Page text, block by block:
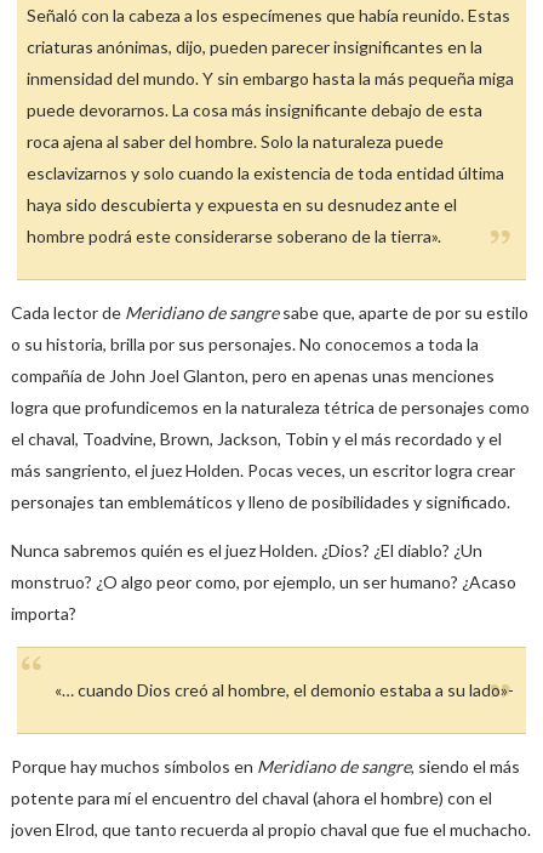
Señaló con la cabeza a los especímenes que había reunido. Estas
criaturas anónimas, dijo, pueden parecer insignificantes en la
inmensidad del mundo. Y sin embargo hasta la más pequeña miga
puede devorarnos. La cosa más insignificante debajo de esta
roca ajena al saber del hombre. Solo la naturaleza puede
esclavizarnos y solo cuando la existencia de toda entidad última
haya sido descubierta y expuesta en su desnudez ante el
hombre podrá este considerarse soberano de la tierra».
Cada lector de Meridiano de sangresabe que, aparte de por su estilo
o su historia, brilla por sus personajes. No conocemos a toda la
compañía de John Joel Glanton, pero en apenas unas menciones
logra que profundicemos en la naturaleza tétrica de personajes como
el chaval, Toadvine, Brown, Jackson, Tobin y el más recordado y el
más sangriento, el juez Holden. Pocas veces, un escritor logra crear
personajes tan emblemáticos y lleno de posibilidades y significado.
Nunca sabremos quién es el juez Holden. ¿Dios? ¿El diablo? ¿Un
monstruo? ¿O algo peor como, por ejemplo, un ser humano? ¿Acaso
importa?
«… cuando Dios creó al hombre, el demonio estaba a su lado»-
Porque hay muchos símbolos en Meridiano de sangre, siendo el más
potente para mí el encuentro del chaval (ahora el hombre) con el
joven Elrod, que tanto recuerda al propio chaval que fue el muchacho.